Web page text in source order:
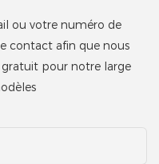
ou votre numéro de
contact afin que nous
gratuit pour notre large